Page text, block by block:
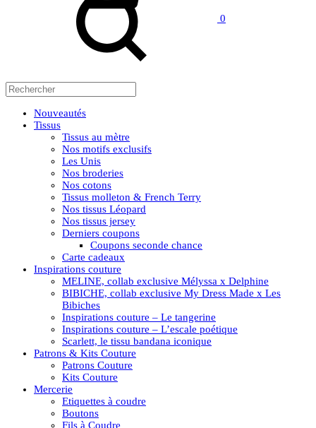
0
Nouveautés
Tissus
Tissus au mètre
Nos motifs exclusifs
Les Unis
Nos broderies
Nos cotons
Tissus molleton & French Terry
Nos tissus Léopard
Nos tissus jersey
Derniers coupons
Coupons seconde chance
Carte cadeaux
Inspirations couture
MELINE, collab exclusive Mélyssa x Delphine
BIBICHE, collab exclusive My Dress Made x Les
Bibiches
Inspirations couture – Le tangerine
Inspirations couture – L’escale poétique
Scarlett, le tissu bandana iconique
Patrons & Kits Couture
Patrons Couture
Kits Couture
Mercerie
Etiquettes à coudre
Boutons
Fils à Coudre